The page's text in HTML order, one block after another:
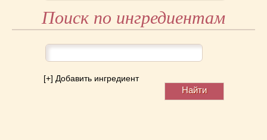
Поиск по ингредиентам
[+] Добавить ингредиент